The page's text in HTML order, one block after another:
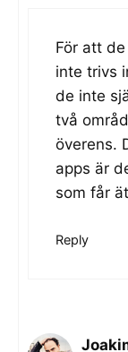
För att
inte trivs
de inte
två
överens.
apps är
som får
Reply